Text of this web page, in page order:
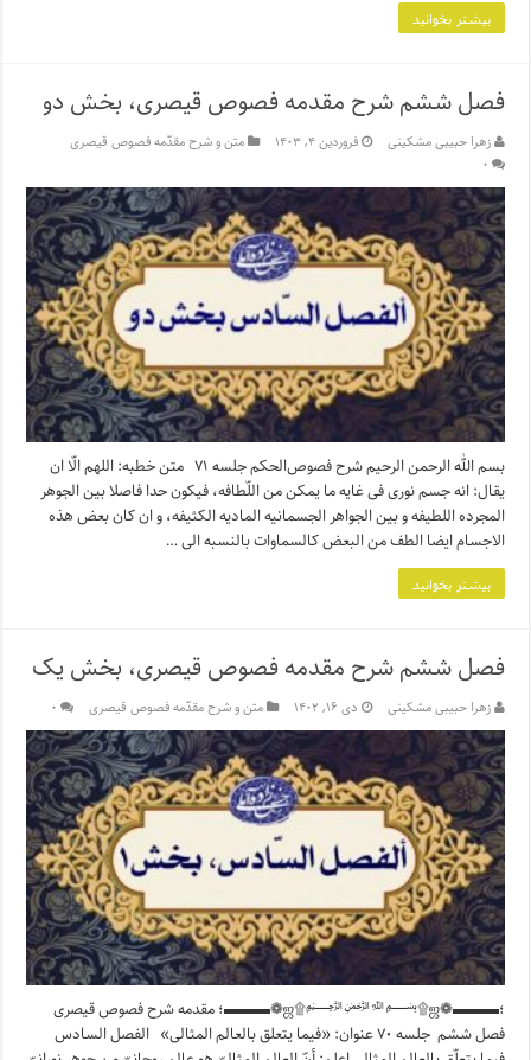
بیشتر بخوانید
فصل ششم شرح مقدمه فصوص قیصری، بخش دو
زهرا حبیبی مشکینی فروردین ۴, ۱۴۰۳
متن و شرح مقدّمه فصوص قیصری
۰
بسم الله الرحمن الرحیم شرح فصوص‌الحکم جلسه ۷۱ متن خطبه: اللهم الّا ان
یقال: انه جسم نورى فی غایه ما یمکن من اللّطافه، فیکون حدا فاصلا بین الجوهر
المجرده اللطیفه و بین الجواهر الجسمانیه المادیه الکثیفه، و ان کان بعض هذه
الاجسام ایضا الطف من البعض کالسماوات بالنسبه الى …
بیشتر بخوانید
فصل ششم شرح مقدمه فصوص قیصری، بخش یک
زهرا حبیبی مشکینی دی ۱۶, ۱۴۰۲ متن و شرح مقدّمه فصوص قیصری ۰
؛▬▬▬❁ஜ۩﷽۩ஜ❁▬▬▬؛ مقدمه شرح فصوص قیصری
فصل ششم جلسه ۷۰ عنوان: «فیما یتعلق بالعالم المثالی» الفصل السادس